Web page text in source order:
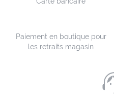
Paiement en boutique pour
les retraits magasin